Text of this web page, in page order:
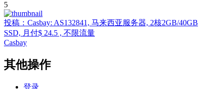
5
投稿：Casbay: AS132841, 马来西亚服务器, 2核2GB/40GB
SSD, 月付$ 24.5 , 不限流量
Casbay
其他操作
登录